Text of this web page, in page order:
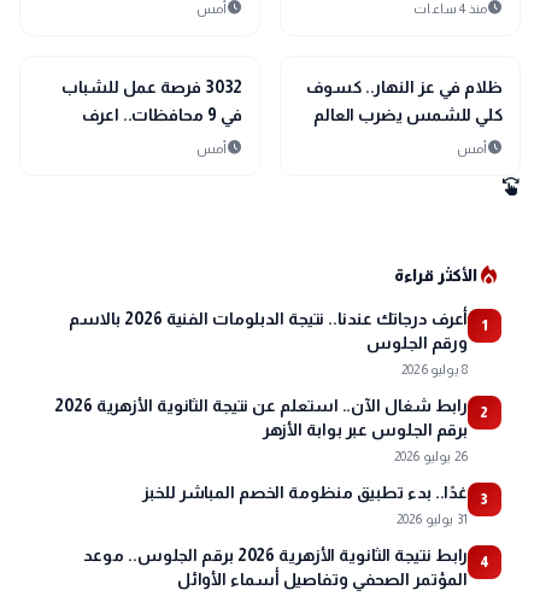
scheduleمنذ 4 ساعات scheduleأمس
public
الأخبار المحلية
ظلام في عز النهار.. كسوف
كلي للشمس يضرب العالم
12 أغسطس
scheduleأمس
public
الأخبار المحلية3032 فرصة عمل للشباب
في 9 محافظات.. اعرف
التخصصات المطلوبة
scheduleأمس
swipe
local_fire_departmentالأكثر قراءة
1
أعرف درجاتك عندنا.. نتيجة الدبلومات الفنية 2026 بالاسم
ورقم الجلوس
8 يوليو 2026
2
رابط شغال الآن.. استعلم عن نتيجة الثانوية الأزهرية 2026
برقم الجلوس عبر بوابة الأزهر
26 يوليو 2026
3 غدًا.. بدء تطبيق منظومة الخصم المباشر للخبز
31 يوليو 2026
4
رابط نتيجة الثانوية الأزهرية 2026 برقم الجلوس.. موعد
المؤتمر الصحفي وتفاصيل أسماء الأوائل